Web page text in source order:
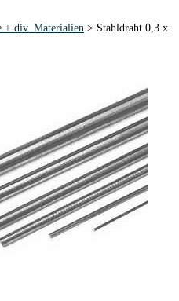
+ div. Materialien > Stahldraht 0,3 x